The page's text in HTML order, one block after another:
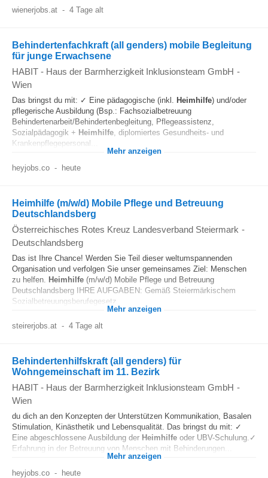
wienerjobs.at - 4 Tage alt
Behindertenfachkraft (all genders) mobile Begleitung
für junge Erwachsene
HABIT - Haus der Barmherzigkeit Inklusionsteam GmbH -
Wien
Das bringst du mit: ✓ Eine pädagogische (inkl. Heimhilfe) und/oder
pflegerische Ausbildung (Bsp.: Fachsozialbetreuung
Behindertenarbeit/Behindertenbegleitung, Pflegeassistenz,
Sozialpädagogik + Heimhilfe, diplomiertes Gesundheits- und
Krankenpflegepersonal...
Mehr anzeigen
heyjobs.co - heute
Heimhilfe (m/w/d) Mobile Pflege und Betreuung
Deutschlandsberg
Österreichisches Rotes Kreuz Landesverband Steiermark -
Deutschlandsberg
Das ist Ihre Chance! Werden Sie Teil dieser weltumspannenden
Organisation und verfolgen Sie unser gemeinsames Ziel: Menschen
zu helfen. Heimhilfe (m/w/d) Mobile Pflege und Betreuung
Deutschlandsberg IHRE AUFGABEN: Gemäß Steiermärkischem
Sozialbetreuungsberufegesetz...
Mehr anzeigen
steirerjobs.at - 4 Tage alt
Behindertenhilfskraft (all genders) für
Wohngemeinschaft im 11. Bezirk
HABIT - Haus der Barmherzigkeit Inklusionsteam GmbH -
Wien
du dich an den Konzepten der Unterstützen Kommunikation, Basalen
Stimulation, Kinästhetik und Lebensqualität. Das bringst du mit: ✓
Eine abgeschlossene Ausbildung der Heimhilfe oder UBV-Schulung.✓
Erfahrung in der Betreuung von Menschen mit Behinderungen...
Mehr anzeigen
heyjobs.co - heute